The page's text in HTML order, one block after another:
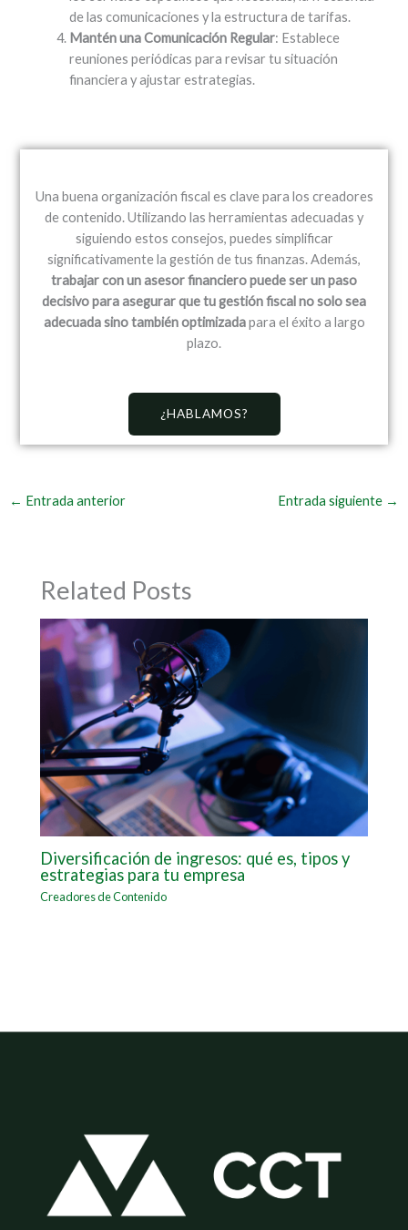
de las comunicaciones y la estructura de tarifas.
Mantén una Comunicación Regular: Establece
reuniones periódicas para revisar tu situación
financiera y ajustar estrategias.
Una buena organización fiscal es clave para los creadores
de contenido. Utilizando las herramientas adecuadas y
siguiendo estos consejos, puedes simplificar
significativamente la gestión de tus finanzas. Además,
trabajar con un asesor financiero puede ser un paso
decisivo para asegurar que tu gestión fiscal no solo sea
adecuada sino también optimizadapara el éxito a largo
plazo.
¿HABLAMOS?
← Entrada anterior Entrada siguiente →
Related Posts
Diversificación de ingresos: qué es, tipos y
estrategias para tu empresa
Creadores de Contenido